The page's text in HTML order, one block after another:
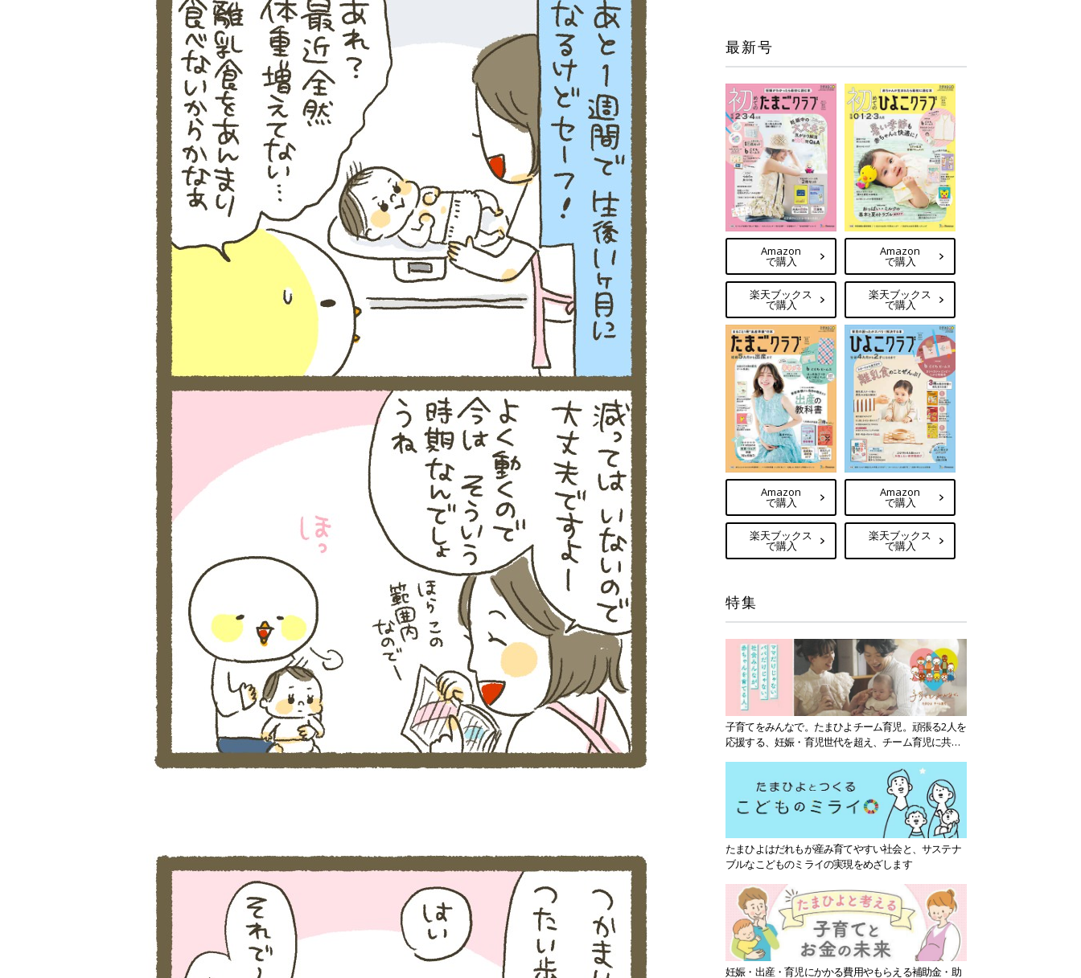
最新号
Amazon
で購入
楽天ブックス
で購入
Amazon
で購入
楽天ブックス
で購入
Amazon
で購入
楽天ブックス
で購入
Amazon
で購入
楽天ブックス
で購入
特集
子育てをみんなで。たまひよチーム育児。頑張る2人を
応援する、妊娠・育児世代を超え、チーム育児に共感
たまひよはだれもが産み育てやすい社会と、サステナ
ブルなこどものミライの実現をめざします
妊娠・出産・育児にかかる費用やもらえる補助金・助